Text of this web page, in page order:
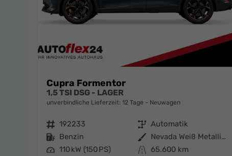
Cupra Formentor
1,5 TSI DSG - LAGER
unverbindliche Lieferzeit: 12 Tage Neuwagen
Fahrzeugnr. 192233 Getriebe Automatik
Kraftstoff Benzin Außenfarbe
Nevada Weiß Metallic (2Y)
Leistung 110 kW (150 PS) Kilometerstand
65.600 km